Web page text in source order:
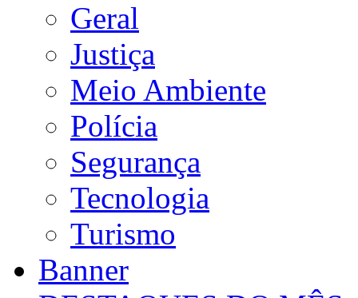
Geral
Justiça
Meio Ambiente
Polícia
Segurança
Tecnologia
Turismo
Banner